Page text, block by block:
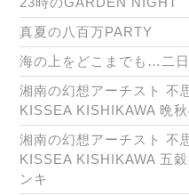
真夏の八百万PARTY
海の上をどこまでも…二
湘南の幻想アーチスト 不
KISSEA KISHIKAWA 晩
湘南の幻想アーチスト 不
KISSEA KISHIKAWA 五
ンキ